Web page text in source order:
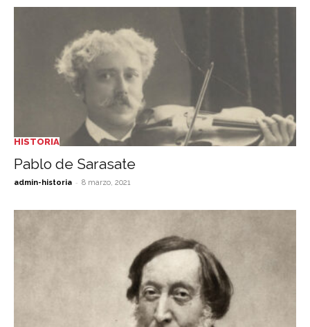
HISTORIA
Pablo de Sarasate
admin-historia - 8 marzo, 2021